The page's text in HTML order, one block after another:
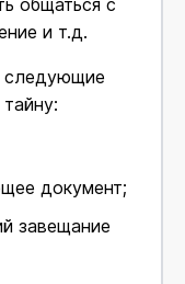
общаться с
и т.д.
следующие
документ;
завещание